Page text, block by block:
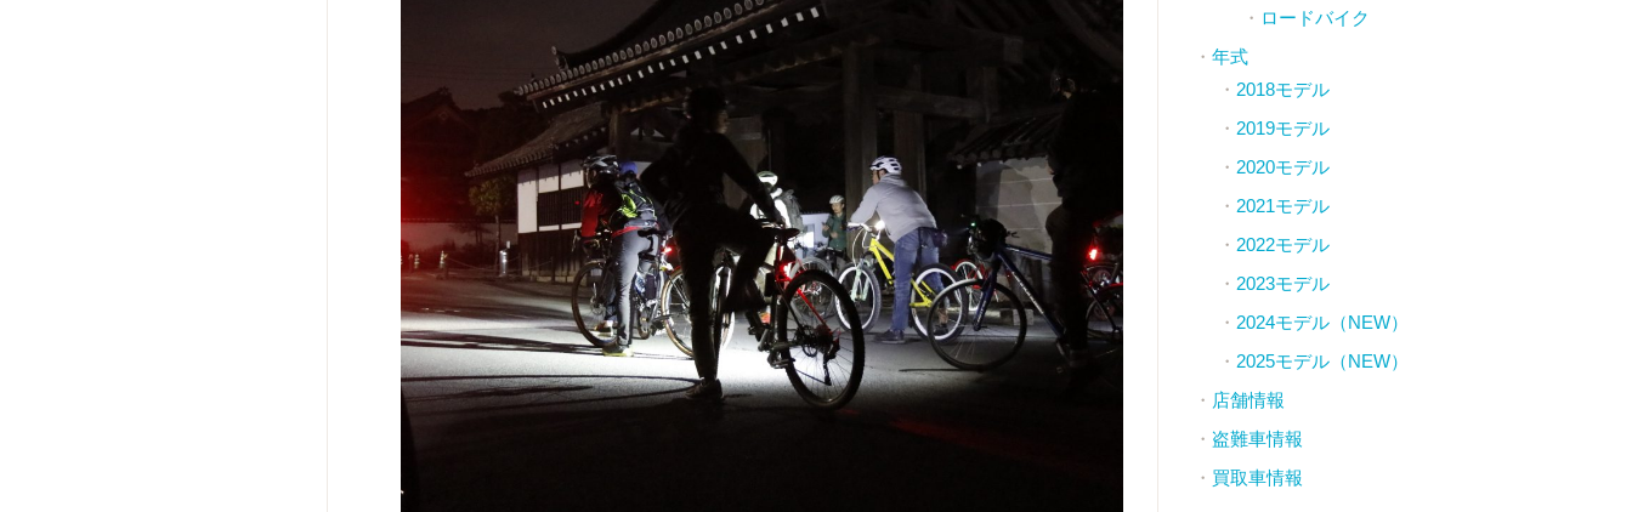
ロードバイク
年式
2018モデル
2019モデル
2020モデル
2021モデル
2022モデル
2023モデル
2024モデル（NEW）
2025モデル（NEW）
店舗情報
盗難車情報
買取車情報